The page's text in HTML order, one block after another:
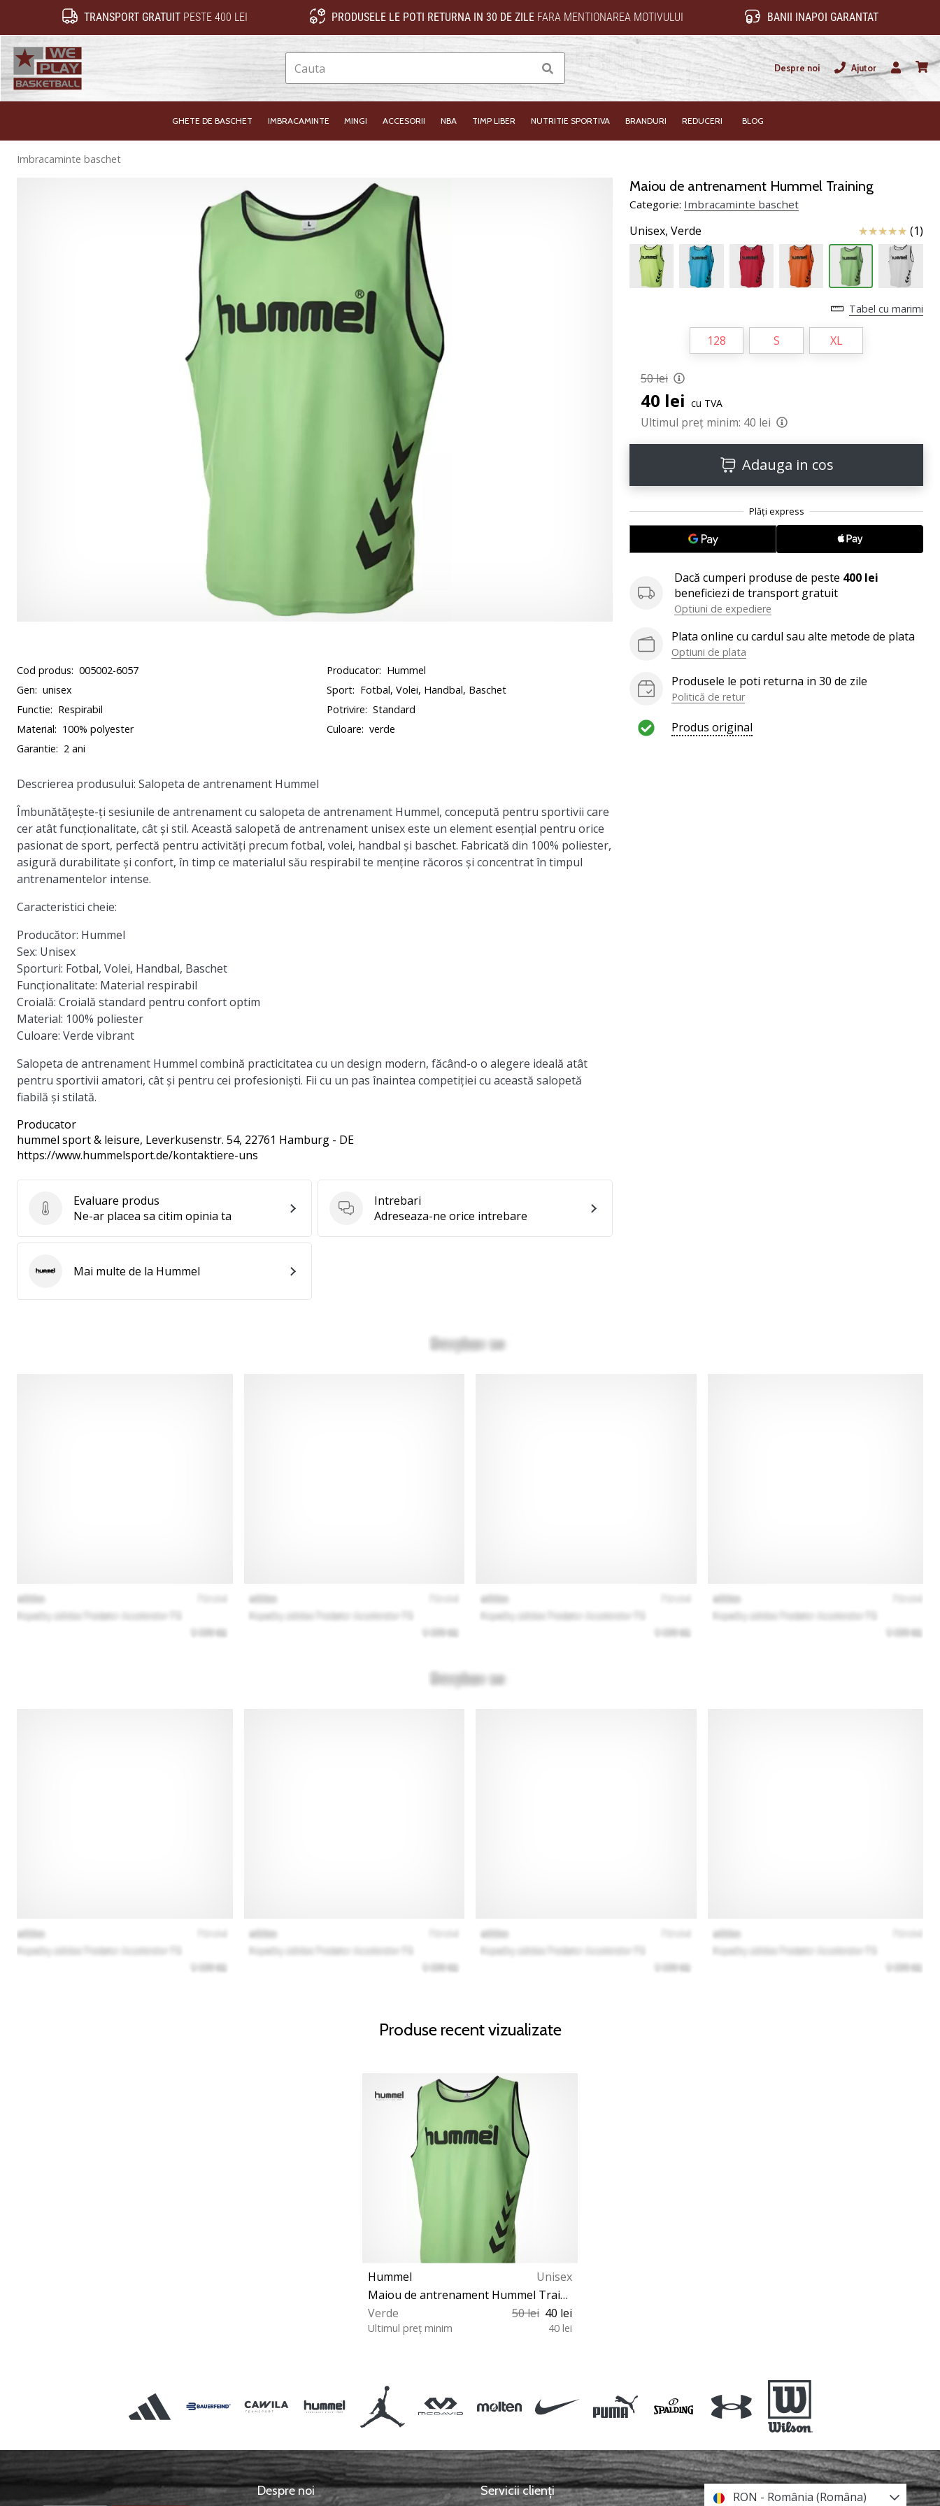
TRANSPORT GRATUITPESTE 400 LEI PRODUSELE LE POTI RETURNA IN 30 DE ZILEFARA MENTIONAREA MOTIVULUI BANII INAPOI GARANTAT
Cauta Despre noi
Ajutor
Utilizator
GHETE DE BASCHET IMBRACAMINTE MINGI ACCESORII NBA TIMP LIBER NUTRITIE SPORTIVA BRANDURI REDUCERI BLOG
Imbracaminte baschet
Maiou de antrenament Hummel Training
Categorie: Imbracaminte baschet
Unisex, Verde Review (1)
Tabel cu marimi
128 S XL
50 lei
40 lei cu TVA
Ultimul preț minim: 40 lei
Adauga in cos
Dacă cumperi produse de peste 400 lei
beneficiezi de transport gratuit
Optiuni de expediere
Plata online cu cardul sau alte metode de plata
Optiuni de plata
Produsele le poti returna in 30 de zile
Politică de retur
Produs original
Cod produs: 005002-6057 Producator: Hummel
Gen: unisex Sport: Fotbal, Volei, Handbal, Baschet
Functie: Respirabil Potrivire: Standard
Material: 100% polyester Culoare: verde
Garantie: 2 ani
Descrierea produsului: Salopeta de antrenament Hummel
Îmbunătățește-ți sesiunile de antrenament cu salopeta de antrenament Hummel, concepută pentru sportivii care
cer atât funcționalitate, cât și stil. Această salopetă de antrenament unisex este un element esențial pentru orice
pasionat de sport, perfectă pentru activități precum fotbal, volei, handbal și baschet. Fabricată din 100% poliester,
asigură durabilitate și confort, în timp ce materialul său respirabil te menține răcoros și concentrat în timpul
antrenamentelor intense.
Caracteristici cheie:
Producător: Hummel
Sex: Unisex
Sporturi: Fotbal, Volei, Handbal, Baschet
Funcționalitate: Material respirabil
Croială: Croială standard pentru confort optim
Material: 100% poliester
Culoare: Verde vibrant
Salopeta de antrenament Hummel combină practicitatea cu un design modern, făcând-o o alegere ideală atât
pentru sportivii amatori, cât și pentru cei profesioniști. Fii cu un pas înaintea competiției cu această salopetă
fiabilă și stilată.
Producator
hummel sport & leisure, Leverkusenstr. 54, 22761 Hamburg - DE
https://www.hummelsport.de/kontaktiere-uns
Evaluare produs
Evaluare produs
Ne-ar placea sa citim opinia ta
Intrebari
Intrebari
Adreseaza-ne orice intrebare
HummelMai multe de la Hummel
Produse recent vizualizate
Hummel
Unisex
Maiou de antrenament Hummel Training
Verde
50 lei 40 lei
Ultimul preț minim 40 lei
Despre noi Servicii clienți RON - România (Româna)